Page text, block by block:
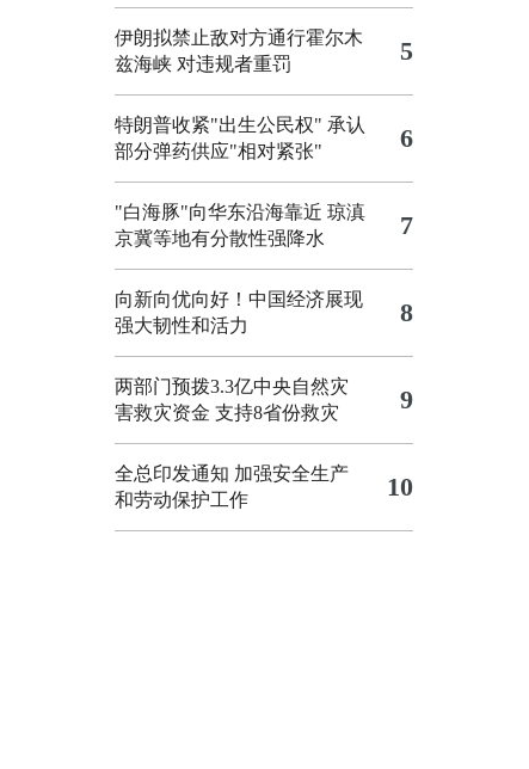
伊朗拟禁止敌对方通行霍尔木
兹海峡 对违规者重罚
5
特朗普收紧"出生公民权" 承认
部分弹药供应"相对紧张"
6
"白海豚"向华东沿海靠近 琼滇
京冀等地有分散性强降水
7
向新向优向好！中国经济展现
强大韧性和活力
8
两部门预拨3.3亿中央自然灾
害救灾资金 支持8省份救灾
9
全总印发通知 加强安全生产
和劳动保护工作
10